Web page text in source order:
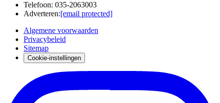
Telefoon: 035-2063003
Adverteren:[email protected]
Algemene voorwaarden
Privacybeleid
Sitemap
Cookie-instellingen